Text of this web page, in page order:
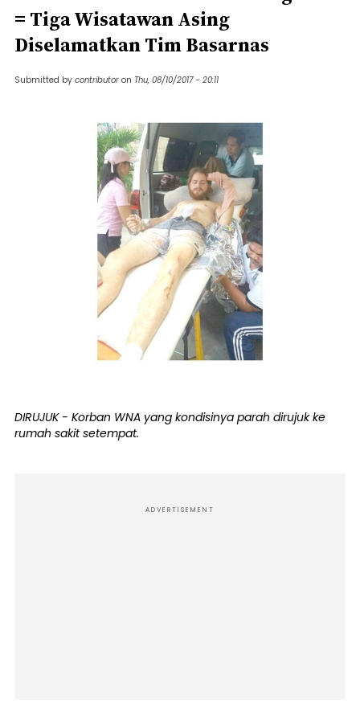
= Tiga Wisatawan Asing
Diselamatkan Tim Basarnas
Submitted by contributor on Thu, 08/10/2017 - 20:11
DIRUJUK - Korban WNA yang kondisinya parah dirujuk ke
rumah sakit setempat.
ADVERTISEMENT